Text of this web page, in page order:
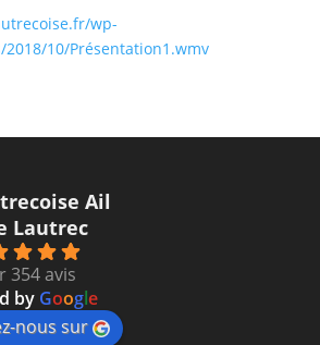
wp-
10/Présentation1.wmv
Ail
Lautrec
354 avis
by Google
nous sur